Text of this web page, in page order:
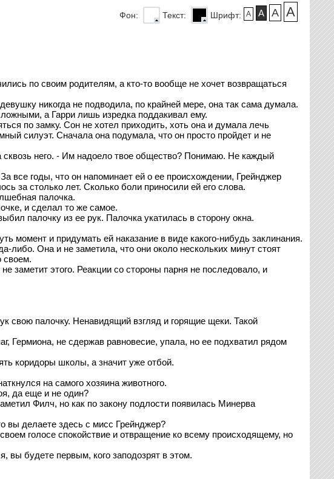
A A A A
Шрифт:
Текст:
Фон:
по своим родителям, а кто-то вообще не хочет возвращаться
никогда не подводила, по крайней мере, она так сама думала.
а Гарри лишь изредка поддакивал ему.
по замку. Сон не хотел приходить, хоть она и думала лечь
силуэт. Сначала она подумала, что он просто пройдет и не
него. - Им надоело твое общество? Понимаю. Не каждый
все годы, что он напоминает ей о ее происхождении, Грейнджер
за столько лет. Сколько боли приносили ей его слова.
палочка.
и сделал то же самое.
палочку из ее рук. Палочка укатилась в сторону окна.
момент и придумать ей наказание в виде какого-нибудь заклинания.
Она и не заметила, что они около нескольких минут стоят
своем.
заметит этого. Реакции со стороны парня не последовало, и
свою палочку. Ненавидящий взгляд и горящие щеки. Такой
Гермиона, не сдержав равновесие, упала, но ее подхватил рядом
коридоры школы, а значит уже отбой.
на самого хозяина животного.
да еще и не один?
Филч, но как по закону подлости появилась Минерва
вы делаете здесь с мисс Грейнджер?
голосе спокойствие и отвращение ко всему происходящему, но
будете первым, кого заподозрят в этом.